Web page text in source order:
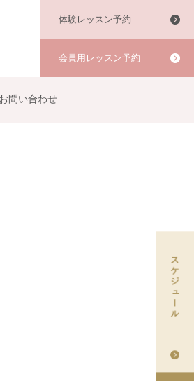
体験レッスン予約
会員用レッスン予約
お問い合わせ